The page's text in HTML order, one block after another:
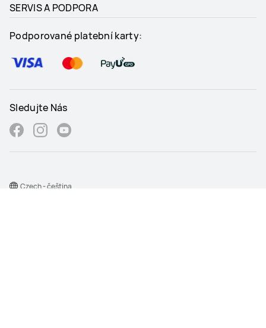
SERVIS A PODPORA
Podporované platební karty:
Sledujte Nás
Czech - čeština